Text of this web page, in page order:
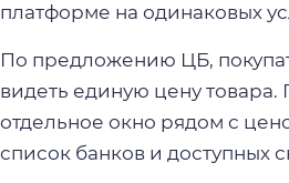
платформе на одинаковых
По предложению ЦБ,
видеть единую цену
отдельное окно рядом с
список банков и доступных